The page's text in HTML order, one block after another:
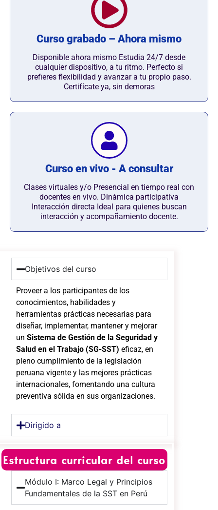
Curso grabado – Ahora mismo
Disponible ahora mismo Estudia 24/7 desde
cualquier dispositivo, a tu ritmo. Perfecto si
prefieres flexibilidad y avanzar a tu propio paso.
Certifícate ya, sin demoras
Curso en vivo - A consultar
Clases virtuales y/o Presencial en tiempo real con
docentes en vivo. Dinámica participativa
Interacción directa Ideal para quienes buscan
interacción y acompañamiento docente.
Objetivos del curso
Proveer a los participantes de los
conocimientos, habilidades y
herramientas prácticas necesarias para
diseñar, implementar, mantener y mejorar
un Sistema de Gestión de la Seguridad y
Salud en el Trabajo (SG-SST) eficaz, en
pleno cumplimiento de la legislación
peruana vigente y las mejores prácticas
internacionales, fomentando una cultura
preventiva sólida en sus organizaciones.
Dirigido a
Estructura curricular del curso
Módulo I: Marco Legal y Principios
Fundamentales de la SST en Perú